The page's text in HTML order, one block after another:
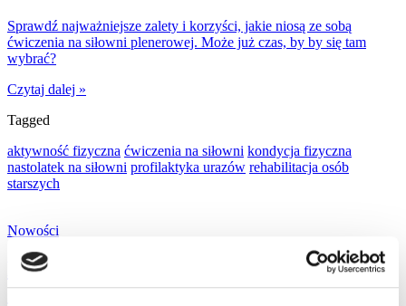
Sprawdź najważniejsze zalety i korzyści, jakie niosą ze sobą
ćwiczenia na siłowni plenerowej. Może już czas, by by się tam
wybrać?
Czytaj dalej »
Tagged
aktywność fizyczna ćwiczenia na siłowni kondycja fizyczna
nastolatek na siłowni profilaktyka urazów rehabilitacja osób
starszych
Nowości
Nastolatek na siłowni – czy to na pewno
dobry pomysł?